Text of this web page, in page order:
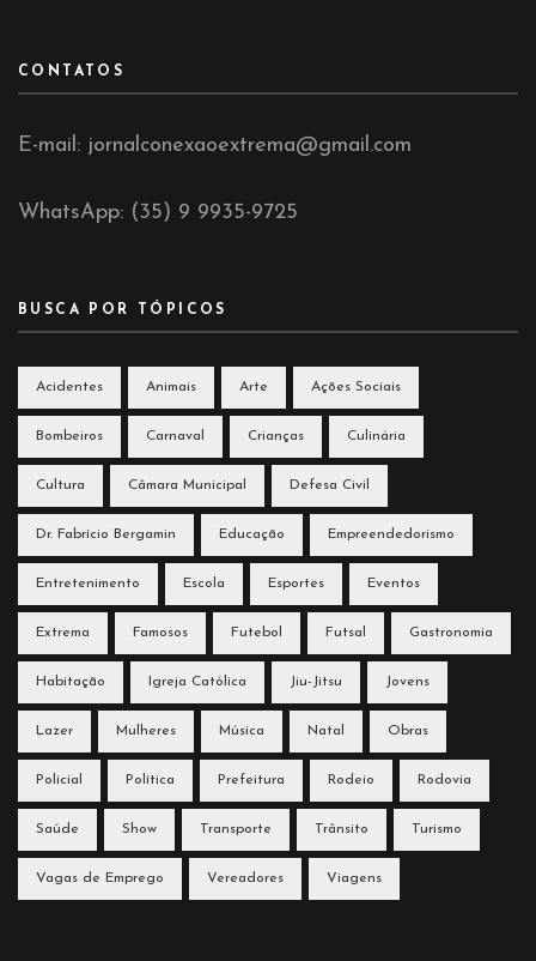
CONTATOS
E-mail: jornalconexaoextrema@gmail.com
WhatsApp: (35) 9 9935-9725
BUSCA POR TÓPICOS
Acidentes Animais Arte Ações Sociais
Bombeiros Carnaval Crianças Culinária
Cultura Câmara Municipal Defesa Civil
Dr. Fabrício Bergamin Educação Empreendedorismo
Entretenimento Escola Esportes Eventos
Extrema Famosos Futebol Futsal Gastronomia
Habitação Igreja Católica Jiu-Jitsu Jovens
Lazer Mulheres Música Natal Obras
Policial Política Prefeitura Rodeio Rodovia
Saúde Show Transporte Trânsito Turismo
Vagas de Emprego Vereadores Viagens